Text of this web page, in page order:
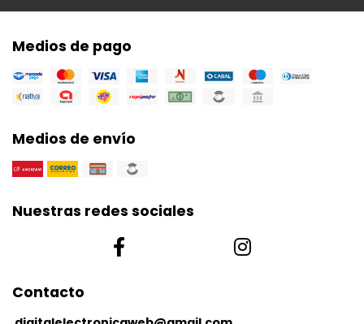
Medios de pago
Medios de envío
Nuestras redes sociales
Contacto